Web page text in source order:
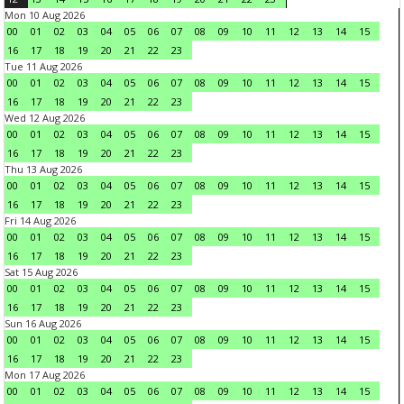
Mon 10 Aug 2026
00
01 02 03 04 05 06 07 08 09 10 11 12 13 14
15
16
17 18 19 20 21 22
23
Tue 11 Aug 2026
00
01 02 03 04 05 06 07 08 09 10 11 12 13 14
15
16
17 18 19 20 21 22
23
Wed 12 Aug 2026
00
01 02 03 04 05 06 07 08 09 10 11 12 13 14
15
16
17 18 19 20 21 22
23
Thu 13 Aug 2026
00
01 02 03 04 05 06 07 08 09 10 11 12 13 14
15
16
17 18 19 20 21 22
23
Fri 14 Aug 2026
00
01 02 03 04 05 06 07 08 09 10 11 12 13 14
15
16
17 18 19 20 21 22
23
Sat 15 Aug 2026
00
01 02 03 04 05 06 07 08 09 10 11 12 13 14
15
16
17 18 19 20 21 22
23
Sun 16 Aug 2026
00
01 02 03 04 05 06 07 08 09 10 11 12 13 14
15
16
17 18 19 20 21 22
23
Mon 17 Aug 2026
00
01 02 03 04 05 06 07 08 09 10 11 12 13 14
15